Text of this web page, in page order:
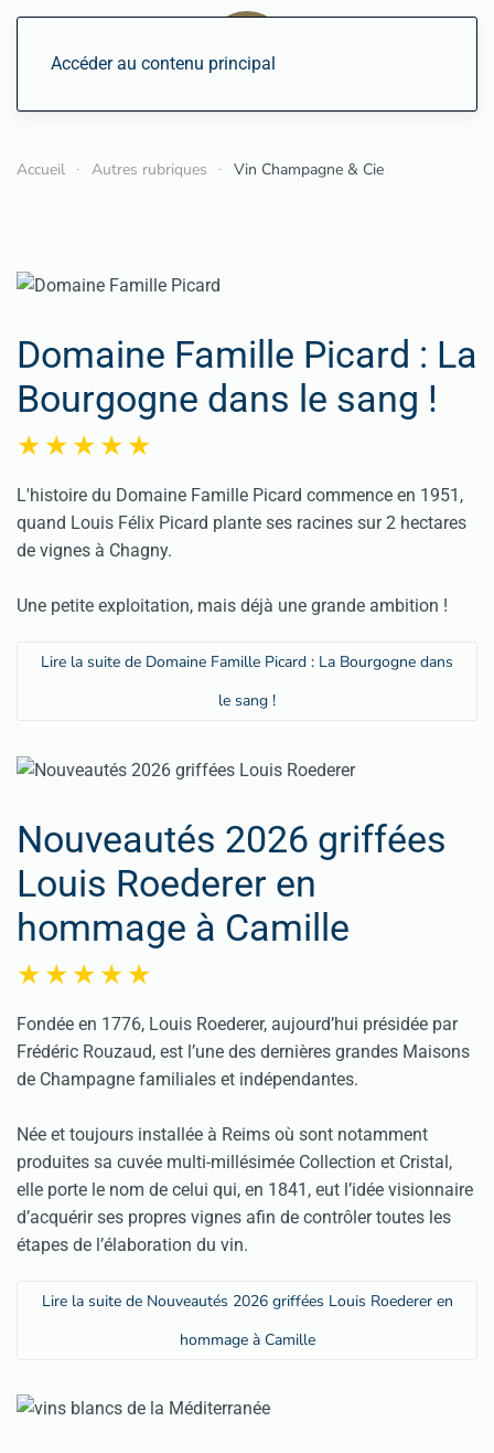
Accéder au contenu principal
Accueil Autres rubriques Vin Champagne & Cie
Domaine Famille Picard : La
Bourgogne dans le sang !
L'histoire du Domaine Famille Picard commence en 1951,
quand Louis Félix Picard plante ses racines sur 2 hectares
de vignes à Chagny.
Une petite exploitation, mais déjà une grande ambition !
Lire la suite de Domaine Famille Picard : La Bourgogne dans
le sang !
Nouveautés 2026 griffées
Louis Roederer en
hommage à Camille
Fondée en 1776, Louis Roederer, aujourd’hui présidée par
Frédéric Rouzaud, est l’une des dernières grandes Maisons
de Champagne familiales et indépendantes.
Née et toujours installée à Reims où sont notamment
produites sa cuvée multi-millésimée Collection et Cristal,
elle porte le nom de celui qui, en 1841, eut l’idée visionnaire
d’acquérir ses propres vignes afin de contrôler toutes les
étapes de l’élaboration du vin.
Lire la suite de Nouveautés 2026 griffées Louis Roederer en
hommage à Camille